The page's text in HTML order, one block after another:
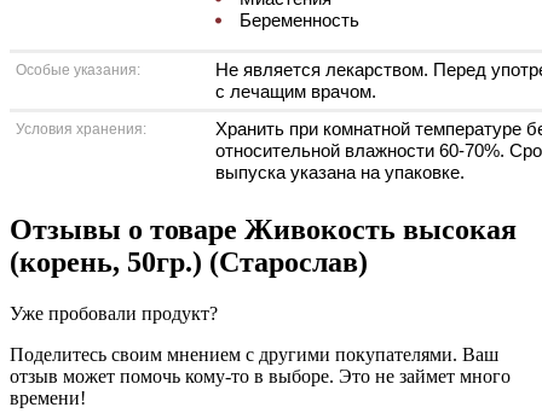
Беременность
Особые указания:
Не является лекарством. Перед
с лечащим врачом.
Условия хранения:
Хранить при комнатной температуре
относительной влажности 60-70%.
выпуска указана на упаковке.
Отзывы о товаре Живокость высокая
(корень, 50гр.) (Старослав)
Уже пробовали продукт?
Поделитесь своим мнением с другими покупателями. Ваш
отзыв может помочь кому-то в выборе. Это не займет много
времени!